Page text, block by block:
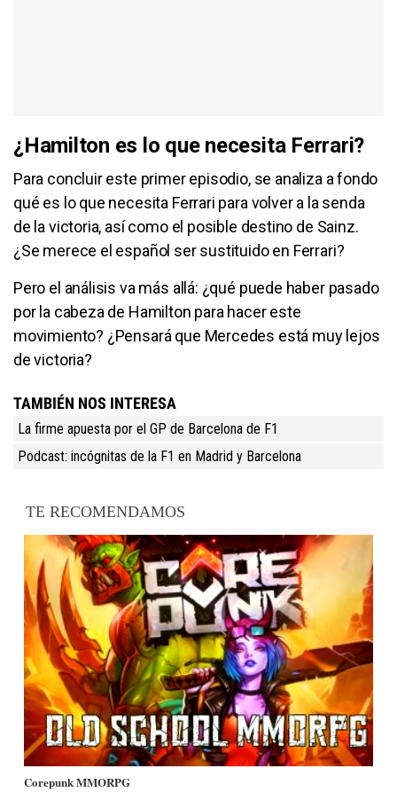
¿Hamilton es lo que necesita Ferrari?
Para concluir este primer episodio, se analiza a fondo
qué es lo que necesita Ferrari para volver a la senda
de la victoria, así como el posible destino de Sainz.
¿Se merece el español ser sustituido en Ferrari?
Pero el análisis va más allá: ¿qué puede haber pasado
por la cabeza de Hamilton para hacer este
movimiento? ¿Pensará que Mercedes está muy lejos
de victoria?
TAMBIÉN NOS INTERESA
La firme apuesta por el GP de Barcelona de F1
Podcast: incógnitas de la F1 en Madrid y Barcelona
TE RECOMENDAMOS
Corepunk MMORPG